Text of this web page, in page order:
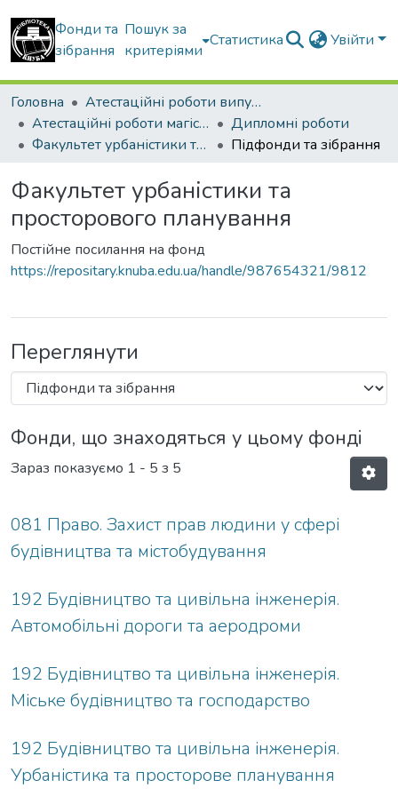
Фонди та
зібрання
Пошук за
критеріями
Статистика Увійти
Головна
Атестаційні роботи випускників
Атестаційні роботи магістрів
Дипломні роботи
Факультет урбаністики та просторового планування
Підфонди та зібрання
Факультет урбаністики та
просторового планування
Постійне посилання на фонд
https://repositary.knuba.edu.ua/handle/987654321/9812
Переглянути
Фонди, що знаходяться у цьому фонді
Зараз показуємо 1 - 5 з 5
081 Право. Захист прав людини у сфері
будівництва та містобудування
192 Будівництво та цивільна інженерія.
Автомобільні дороги та аеродроми
192 Будівництво та цивільна інженерія.
Міське будівництво та господарство
192 Будівництво та цивільна інженерія.
Урбаністика та просторове планування